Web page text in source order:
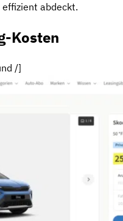
abdeckt.
Kosten
/]